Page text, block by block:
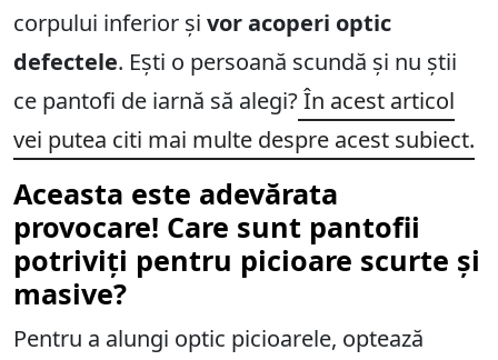
corpului inferior și vor acoperi optic
defectele. Ești o persoană scundă și nu știi
ce pantofi de iarnă să alegi?În acest articol
vei putea citi mai multe despre acest subiect.
Aceasta este adevărata
provocare! Care sunt pantofii
potriviți pentru picioare scurte și
masive?
Pentru a alungi optic picioarele, optează